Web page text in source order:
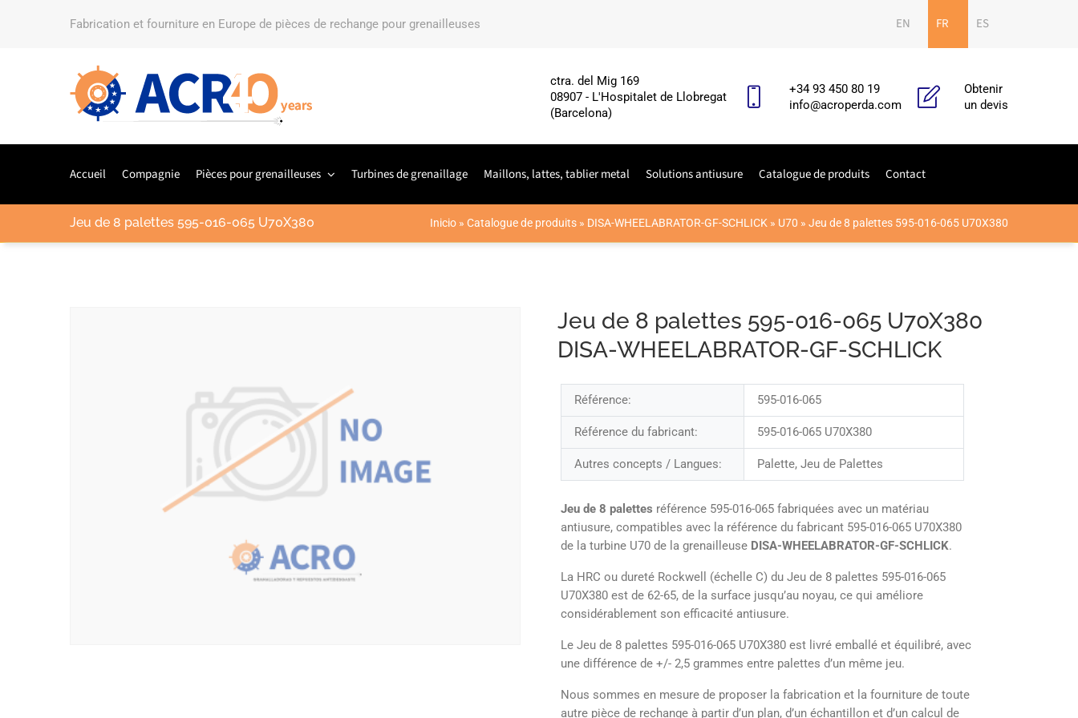
Fabrication et fourniture en Europe de pièces de rechange pour grenailleuses EN FR ES
ctra. del Mig 169
08907 - L'Hospitalet de Llobregat
(Barcelona)
+34 93 450 80 19
info@acroperda.com
Obtenir
un devis
Accueil Compagnie Pièces pour grenailleuses Turbines de grenaillage Maillons, lattes, tablier metal Solutions antiusure Catalogue de produits Contact
Jeu de 8 palettes 595-016-065 U70X380 Inicio » Catalogue de produits » DISA-WHEELABRATOR-GF-SCHLICK » U70 » Jeu de 8 palettes 595-016-065 U70X380
Jeu de 8 palettes 595-016-065 U70X380
DISA-WHEELABRATOR-GF-SCHLICK
Référence: 595-016-065
Référence du fabricant: 595-016-065 U70X380
Autres concepts / Langues: Palette, Jeu de Palettes
Jeu de 8 palettes référence 595-016-065 fabriquées avec un matériau
antiusure, compatibles avec la référence du fabricant 595-016-065 U70X380
de la turbine U70 de la grenailleuse DISA-WHEELABRATOR-GF-SCHLICK.
La HRC ou dureté Rockwell (échelle C) du Jeu de 8 palettes 595-016-065
U70X380 est de 62-65, de la surface jusqu’au noyau, ce qui améliore
considérablement son efficacité antiusure.
Le Jeu de 8 palettes 595-016-065 U70X380 est livré emballé et équilibré, avec
une différence de +/- 2,5 grammes entre palettes d’un même jeu.
Nous sommes en mesure de proposer la fabrication et la fourniture de toute
autre pièce de rechange à partir d’un plan, d’un échantillon et d’un calcul de